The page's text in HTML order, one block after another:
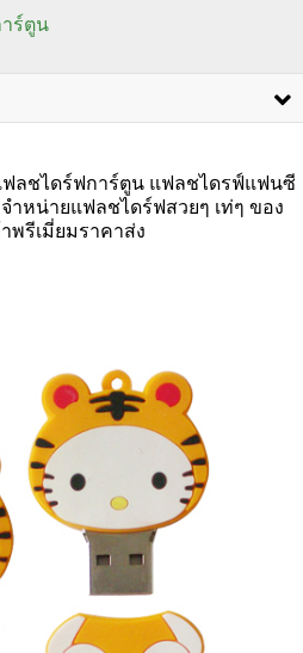
ร์ตูน
ลชไดร์ฟการ์ตูน แฟลชไดรฟ์แฟนซี
ำหน่ายแฟลชไดร์ฟสวยๆ เท่ๆ ของ
พรีเมี่ยมราคาส่ง